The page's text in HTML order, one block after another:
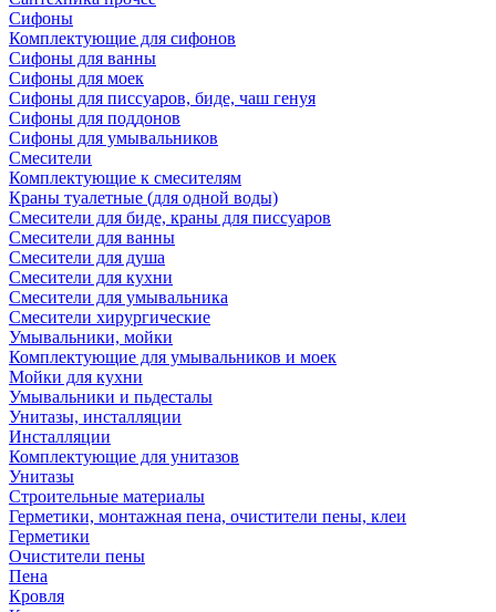
Сифоны
Комплектующие для сифонов
Сифоны для ванны
Сифоны для моек
Сифоны для писсуаров, биде, чаш генуя
Сифоны для поддонов
Сифоны для умывальников
Смесители
Комплектующие к смесителям
Краны туалетные (для одной воды)
Смесители для биде, краны для писсуаров
Смесители для ванны
Смесители для душа
Смесители для кухни
Смесители для умывальника
Смесители хирургические
Умывальники, мойки
Комплектующие для умывальников и моек
Мойки для кухни
Умывальники и пьдесталы
Унитазы, инсталляции
Инсталляции
Комплектующие для унитазов
Унитазы
Строительные материалы
Герметики, монтажная пена, очистители пены, клеи
Герметики
Очистители пены
Пена
Кровля